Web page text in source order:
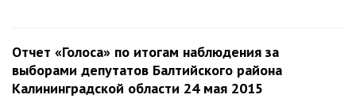
Отчет «Голоса» по итогам наблюдения за
выборами депутатов Балтийского района
Калининградской области 24 мая 2015